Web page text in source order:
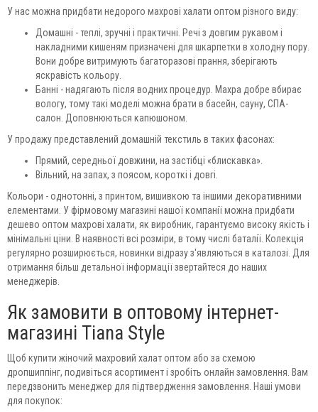
У нас можна придбати недорого махрові халати оптом різного виду:
Домашні - теплі, зручні і практичні. Речі з довгим рукавом і
накладними кишеням призначені для шкарпетки в холодну пору.
Вони добре витримують багаторазові прання, зберігають
яскравість кольору.
Банні - надягають після водних процедур. Махра добре вбирає
вологу, тому такі моделі можна брати в басейн, сауну, СПА-
салон. Доповнюються капюшоном.
У продажу представлений домашній текстиль в таких фасонах:
Прямий, середньої довжини, на застібці «блискавка».
Вільний, на запах, з поясом, короткі і довгі.
Кольори - однотонні, з принтом, вишивкою та іншими декоративними
елементами. У фірмовому магазині нашої компанії можна придбати
дешево оптом махрові халати, як виробник, гарантуємо високу якість і
мінімальні ціни. В наявності всі розміри, в тому числі баталії. Колекція
регулярно розширюється, новинки відразу з'являються в каталозі. Для
отримання більш детальної інформації звертайтеся до наших
менеджерів.
Як замовити в оптовому інтернет-
магазині Tiana Style
Щоб купити жіночий махровий халат оптом або за схемою
дропшиппінг, подивіться асортимент і зробіть онлайн замовлення. Вам
передзвонить менеджер для підтвердження замовлення. Наші умови
для покупок: